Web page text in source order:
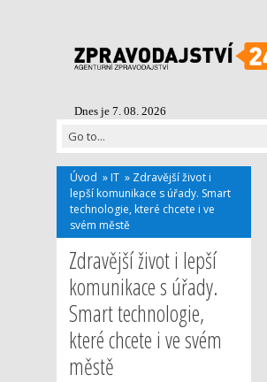
Dnes je 7. 08. 2026
Úvod » IT » Zdravější život i
lepší komunikace s úřady. Smart
technologie, které chcete i ve
svém městě
Zdravější život i lepší
komunikace s úřady.
Smart technologie,
které chcete i ve svém
městě